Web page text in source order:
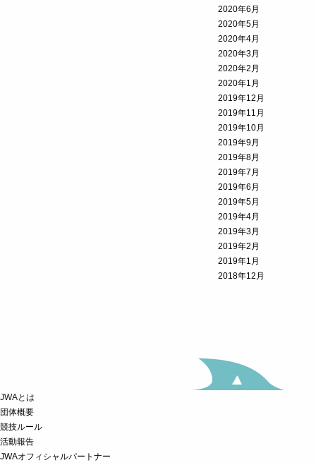
2020年6月
2020年5月
2020年4月
2020年3月
2020年2月
2020年1月
2019年12月
2019年11月
2019年10月
2019年9月
2019年8月
2019年7月
2019年6月
2019年5月
2019年4月
2019年3月
2019年2月
2019年1月
2018年12月
JWAとは
団体概要
競技ルール
活動報告
JWAオフィシャルパートナー